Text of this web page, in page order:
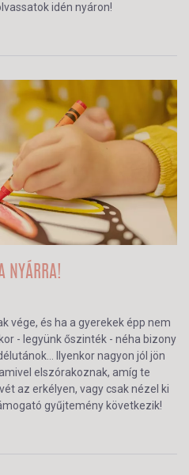
idén nyáron!
NYÁRRA!
vége, és ha a gyerekek épp nem
- legyünk őszinték - néha bizony
Ilyenkor nagyon jól jön
elszórakoznak, amíg te
az erkélyen, vagy csak nézel ki
gyűjtemény következik!